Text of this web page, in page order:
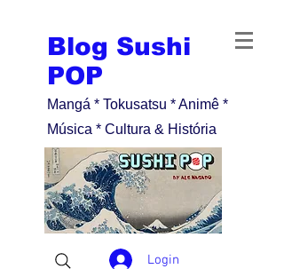
Blog Sushi
POP
Mangá * Tokusatsu * Animê *
Música * Cultura & História
Login